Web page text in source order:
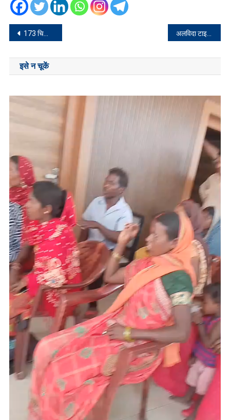
Post
navigation
173 चिकित्सा पदाधिकारी और 297 आयुष सामुदायिक स्वास्थ्य पदाधिकारी के बीच नियुक्ति पत्र का वितरण अलविदा टाइगर: झारखंड के शिक्षा मंत्री जगरनाथ महतो का निधन, दो दिनों का राजकीय शोक घोषित
इसे न चूकें